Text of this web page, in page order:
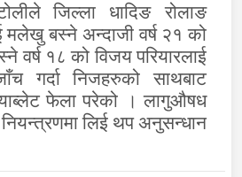
जिल्ला धादिङ
रोलाङ
मलेखु बस्ने अन्दाजी वर्ष २१ को
वर्ष १८ को विजय परियारलाई
गर्दा निजहरुको साथबाट
फेला परेको । लागुऔषध
लिई थप अनुसन्धान